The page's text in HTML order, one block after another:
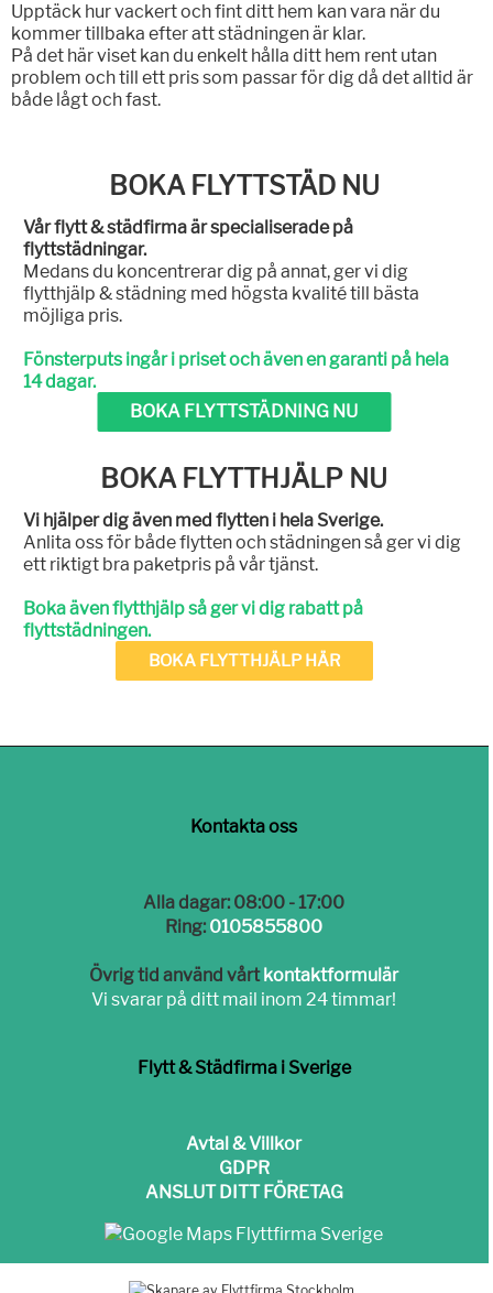
Upptäck hur vackert och fint ditt hem kan vara när du
kommer tillbaka efter att städningen är klar.
På det här viset kan du enkelt hålla ditt hem rent utan
problem och till ett pris som passar för dig då det alltid är
både lågt och fast.
BOKA FLYTTSTÄD NU
Vår flytt & städfirma är specialiserade på
flyttstädningar.
Medans du koncentrerar dig på annat, ger vi dig
flytthjälp & städning med högsta kvalité till bästa
möjliga pris.
Fönsterputs ingår i priset och även en garanti på hela
14 dagar.
BOKA FLYTTSTÄDNING NU
BOKA FLYTTHJÄLP NU
Vi hjälper dig även med flytten i hela Sverige.
Anlita oss för både flytten och städningen så ger vi dig
ett riktigt bra paketpris på vår tjänst.
Boka även flytthjälp så ger vi dig rabatt på
flyttstädningen.
BOKA FLYTTHJÄLP HÄR
Kontakta oss
Alla dagar: 08:00 - 17:00
Ring: 0105855800
Övrig tid använd vårt kontaktformulär
Vi svarar på ditt mail inom 24 timmar!
Flytt & Städfirma i Sverige
Avtal & Villkor
GDPR
ANSLUT DITT FÖRETAG